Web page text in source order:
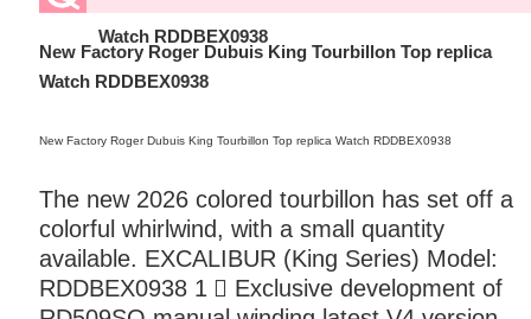
Watch RDDBEX0938
New Factory Roger Dubuis King Tourbillon Top replica
Watch RDDBEX0938
New Factory Roger Dubuis King Tourbillon Top replica Watch RDDBEX0938
The new 2026 colored tourbillon has set off a
colorful whirlwind, with a small quantity
available. EXCALIBUR (King Series) Model:
RDDBEX0938 1 ⃣ Exclusive development of